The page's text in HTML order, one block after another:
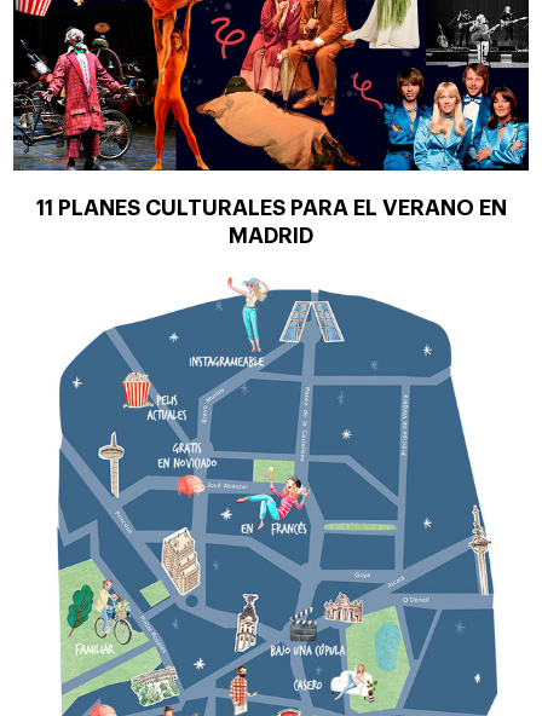
11 PLANES CULTURALES PARA EL VERANO EN
MADRID